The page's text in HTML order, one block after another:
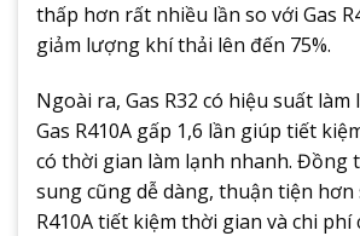
thấp hơn rất nhiều lần so với Gas
giảm lượng khí thải lên đến 75%.
Ngoài ra, Gas R32 có hiệu suất
Gas R410A gấp 1,6 lần giúp tiết
có thời gian làm lạnh nhanh. Đồng
sung cũng dễ dàng, thuận tiện hơn
R410A tiết kiệm thời gian và chi phí